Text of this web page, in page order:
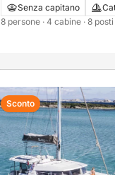
Senza capitano
8 persone · 4 cabine · 8
Sconto